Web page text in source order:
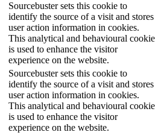
Sourcebuster sets this cookie to
identify the source of a visit and stores
user action information in cookies.
This analytical and behavioural cookie
is used to enhance the visitor
experience on the website.
Sourcebuster sets this cookie to
identify the source of a visit and stores
user action information in cookies.
This analytical and behavioural cookie
is used to enhance the visitor
experience on the website.